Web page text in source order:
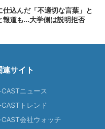
込んだ「不適切な言葉」と
道も...大学側は説明拒否
連サイト
ニュース
トレンド
会社ウォッチ